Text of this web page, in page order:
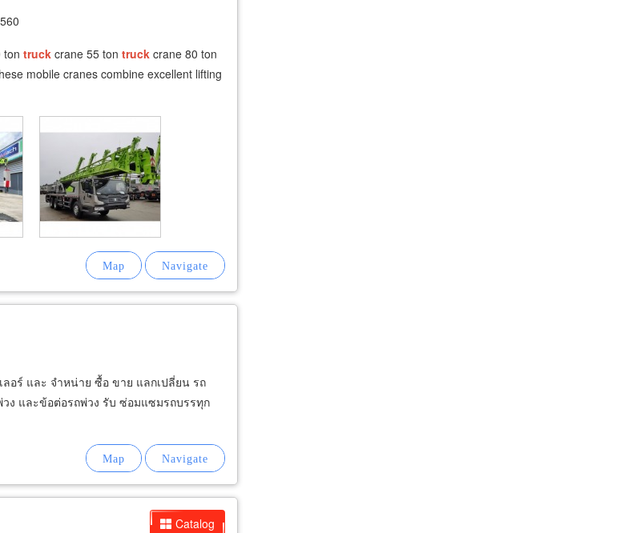
ton truck crane 55 ton truck crane 80 ton
mobile cranes combine excellent lifting
ลอร์ และ จำหน่าย ซื้อ ขาย แลกเปลี่ยน รถ
ง และข้อต่อรถพ่วง รับ ซ่อมแซมรถบรรทุก
Catalog